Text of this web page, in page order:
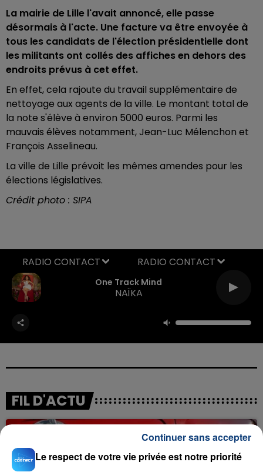
La mairie de Lille l'avait annoncé, elle passe
désormais à l'acte. Une facture va être envoyée à
tous les candidats de l'élection présidentielle dont
les militants ont collés des affiches en dehors des
endroits prévus à cet effet.
En effet, cela rajoute du travail supplémentaire de
nettoyage aux agents de la ville. Le montant total de
la note s'élève à environ 5000 euros. Parmi les
mauvais élèves notamment, Jean-Luc Mélenchon et
François Asselineau.
La ville de Lille prévoit les mêmes amendes pour les
élections législatives.
Crédit photo : SIPA
One Track Mind
NAÏKA
RADIO CONTACT
FIL D'ACTU
Le respect de votre vie privée est notre priorité
Continuer sans accepter